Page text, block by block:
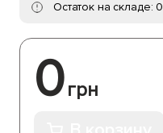
Остаток на складе: 0
0грн